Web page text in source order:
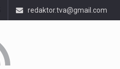
redaktor.tva@gmail.com